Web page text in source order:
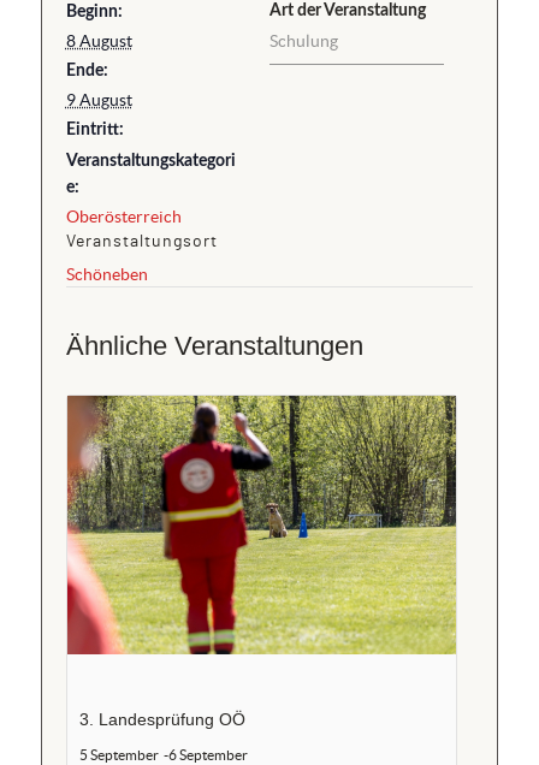
Beginn:
8 August
Ende:
9 August
Eintritt:
Veranstaltungskategori
e:
Oberösterreich
Veranstaltungsort
Schöneben
Art der Veranstaltung
Schulung
Ähnliche Veranstaltungen
3. Landesprüfung OÖ
5 September -6 September